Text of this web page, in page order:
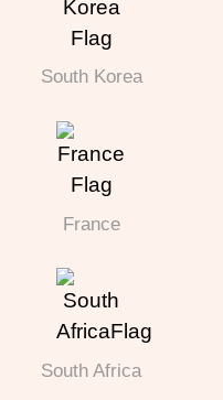
South Korea
France
South Africa